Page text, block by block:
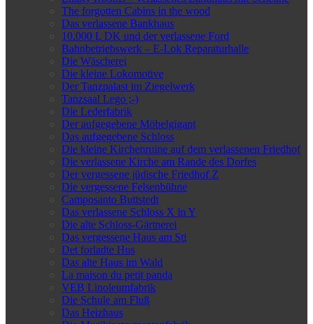
The forgotten Cabins in the wood
Das verlassene Bankhaus
10.000 L DK und der verlassene Ford
Bahnbetriebswerk – E-Lok Reparaturhalle
Die Wäscherei
Die kleine Lokomotive
Der Tanzpalast im Ziegelwerk
Tanzsaal Lego ;-)
Die Lederfabrik
Der aufgegebene Möbelgigant
Das aufgegebene Schloss
Die kleine Kirchenruine auf dem verlassenen Friedhof
Die verlassene Kirche am Rande des Dorfes
Der vergessene jüdische Friedhof Z
Die vergessene Felsenbühne
Camposanto Buttstedt
Das verlassene Schloss X in Y
Die alte Schloss-Gärtnerei
Das vergessene Haus am Sti
Det forladte Hus
Das alte Haus im Wald
La maison du petit panda
VEB Linoleumfabrik
Die Schule am Fluß
Das Heizhaus